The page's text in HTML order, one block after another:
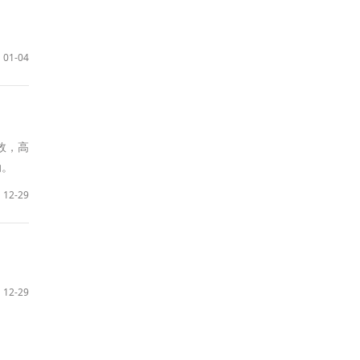
01-04
，高
12-29
12-29